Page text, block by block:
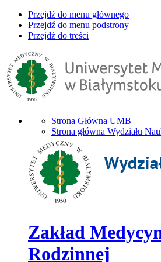
Przejdź do menu głównego
Przejdź do menu podstrony
Przejdź do treści
Strona Główna UMB
Strona główna Wydziału
Zakład
Rodzinnej